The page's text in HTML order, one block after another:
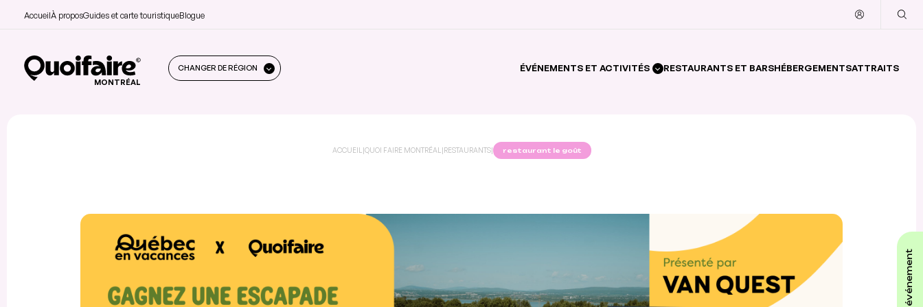
AccueilÀ proposGuides et carte touristiqueBlogue
MONTRÉAL
CHANGER DE RÉGION ÉVÉNEMENTS ET ACTIVITÉS RESTAURANTS ET BARSHÉBERGEMENTSATTRAITS
ACCUEIL |QUOI FAIRE MONTRÉAL |RESTAURANTS| restaurant le goût